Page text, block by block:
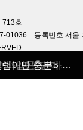
국내 한계를 뛰어넘는 글로벌 SPA 플레이어 '제너럴아이디어'
하입콘’ 연다 오인찬 뉴스탠다드 대표 "들어서기 전의 설렘이면 충분하지 않은가요"
713호
01036 등록번호 서울